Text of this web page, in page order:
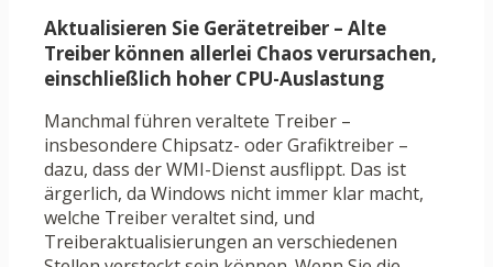
Aktualisieren Sie Gerätetreiber – Alte
Treiber können allerlei Chaos verursachen,
einschließlich hoher CPU-Auslastung
Manchmal führen veraltete Treiber –
insbesondere Chipsatz- oder Grafiktreiber –
dazu, dass der WMI-Dienst ausflippt. Das ist
ärgerlich, da Windows nicht immer klar macht,
welche Treiber veraltet sind, und
Treiberaktualisierungen an verschiedenen